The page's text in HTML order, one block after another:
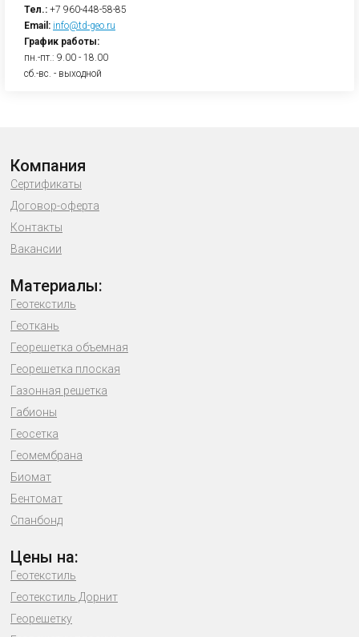
Тел.: +7 960-448-58-85
Email: info@td-geo.ru
График работы:
пн.-пт.: 9.00 - 18.00
сб.-вс. - выходной
Компания
Сертификаты
Договор-оферта
Контакты
Вакансии
Материалы:
Геотекстиль
Геоткань
Георешетка объемная
Георешетка плоская
Газонная решетка
Габионы
Геосетка
Геомембрана
Биомат
Бентомат
Спанбонд
Цены на:
Геотекстиль
Геотекстиль Дорнит
Георешетку